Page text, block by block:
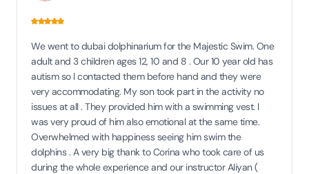
We went to dubai dolphinarium for the Majestic Swim. One
adult and 3 children ages 12, 10 and 8 . Our 10 year old has
autism so l contacted them before hand and they were
very accommodating. My son took part in the activity no
issues at all . They provided him with a swimming vest. I
was very proud of him also emotional at the same time.
Overwhelmed with happiness seeing him swim the
dolphins . A very big thank to Corina who took care of us
during the whole experience and our instructor Aliyan (